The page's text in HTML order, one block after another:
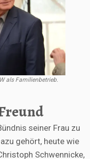
als Familienbetrieb.
seiner Frau zu
gehört, heute wie
Schwennicke,